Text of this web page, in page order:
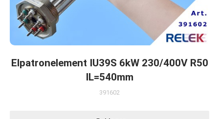
Elpatronelement IU39S 6kW 230/400V R50
IL=540mm
391602